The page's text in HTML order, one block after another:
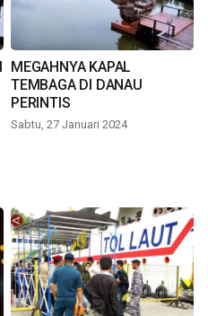
MEGAHNYA KAPAL
TEMBAGA DI DANAU
PERINTIS
Sabtu, 27 Januari 2024